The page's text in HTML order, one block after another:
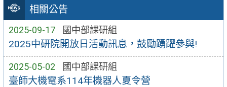
相關公告
2025-09-17 國中部課研組
2025中研院開放日活動訊息，鼓勵踴躍參與!
2025-05-02 國中部課研組
臺師大機電系114年機器人夏令營